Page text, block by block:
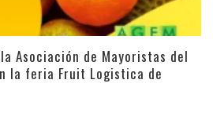
la Asociación de Mayoristas del
la feria Fruit Logistica de